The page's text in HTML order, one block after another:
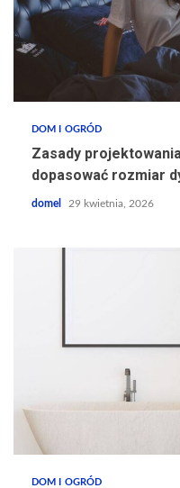
DOM I OGRÓD
Zasady
dopasować rozmiar
domel 29 kwietnia, 2026
DOM I OGRÓD